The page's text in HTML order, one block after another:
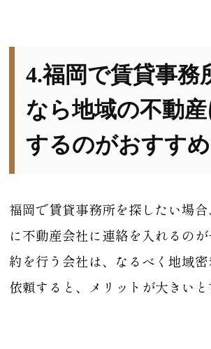
4.福岡で賃貸事務
なら地域の不動
するのがおすす
福岡で賃貸事務所を探したい場
に不動産会社に連絡を入れるの
約を行う会社は、なるべく地域
依頼すると、メリットが大きいと